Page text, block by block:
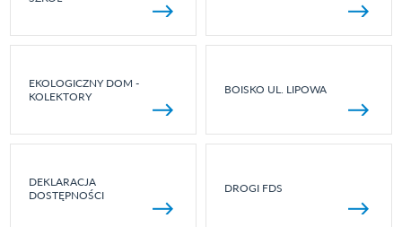
EKOLOGICZNY DOM -
KOLEKTORY
BOISKO UL. LIPOWA
DEKLARACJA
DOSTĘPNOŚCI
DROGI FDS